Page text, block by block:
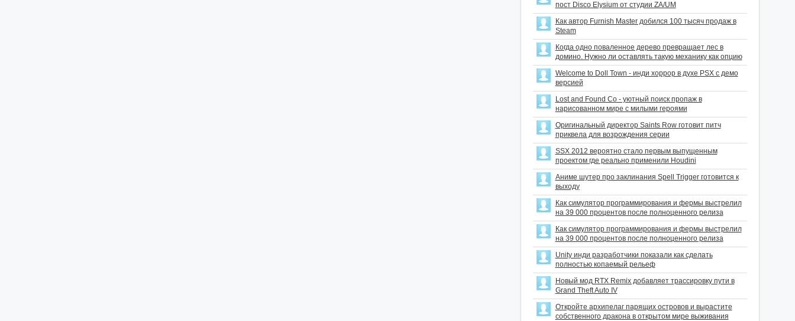
пост Disco Elysium от студии ZA/UM
Как автор Furnish Master добился 100 тысяч продаж в
Steam
Когда одно поваленное дерево превращает лес в
домино. Нужно ли оставлять такую механику как опцию
Welcome to Doll Town - инди хоррор в духе PSX с демо
версией
Lost and Found Co - уютный поиск пропаж в
нарисованном мире с милыми героями
Оригинальный директор Saints Row готовит питч
приквела для возрождения серии
SSX 2012 вероятно стало первым выпущенным
проектом где реально применили Houdini
Аниме шутер про заклинания Spell Trigger готовится к
выходу
Как симулятор программирования и фермы выстрелил
на 39 000 процентов после полноценного релиза
Как симулятор программирования и фермы выстрелил
на 39 000 процентов после полноценного релиза
Unity инди разработчики показали как сделать
полностью копаемый рельеф
Новый мод RTX Remix добавляет трассировку пути в
Grand Theft Auto IV
Откройте архипелаг парящих островов и вырастите
собственного дракона в открытом мире выживания